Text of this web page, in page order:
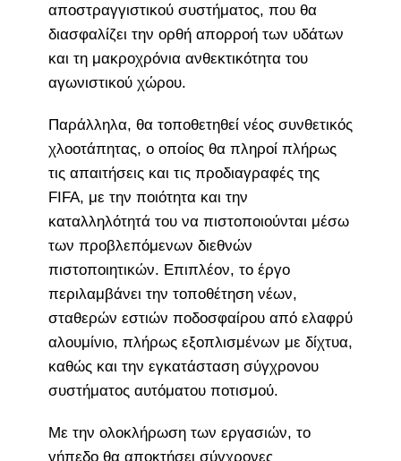
αποστραγγιστικού συστήματος, που θα
διασφαλίζει την ορθή απορροή των υδάτων
και τη μακροχρόνια ανθεκτικότητα του
αγωνιστικού χώρου.
Παράλληλα, θα τοποθετηθεί νέος συνθετικός
χλοοτάπητας, ο οποίος θα πληροί πλήρως
τις απαιτήσεις και τις προδιαγραφές της
FIFA, με την ποιότητα και την
καταλληλότητά του να πιστοποιούνται μέσω
των προβλεπόμενων διεθνών
πιστοποιητικών. Επιπλέον, το έργο
περιλαμβάνει την τοποθέτηση νέων,
σταθερών εστιών ποδοσφαίρου από ελαφρύ
αλουμίνιο, πλήρως εξοπλισμένων με δίχτυα,
καθώς και την εγκατάσταση σύγχρονου
συστήματος αυτόματου ποτισμού.
Με την ολοκλήρωση των εργασιών, το
γήπεδο θα αποκτήσει σύγχρονες